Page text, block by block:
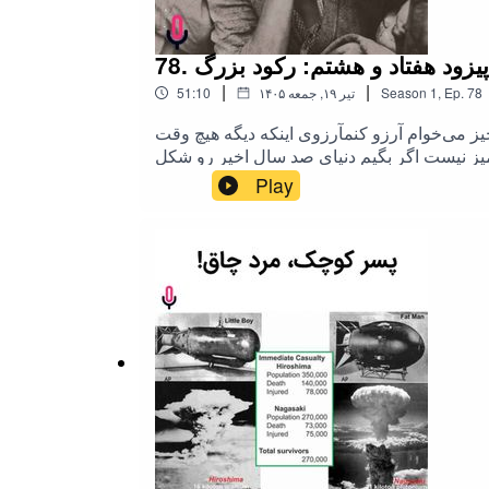
اپیزود هفتاد و هشتم: رکود بزرگ
51:10 | ۱۴۰۵ تیر ۱۹, جمعه | Season 1, Ep. 78
بعد از 6 ماه وقفه منتشر میشهقبل از هرچیز می‌خوام آرزو کنمآرزوی اینکه دیگه هیچ وقت
نیست اگر بگیم دنیای صد سال اخیر رو شکل
در حدود صد سال پیش و وقایع رو مرور کنیم
Play